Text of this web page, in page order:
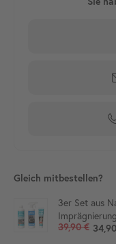
Gleich mitbestellen?
3er Set aus
39,90 €